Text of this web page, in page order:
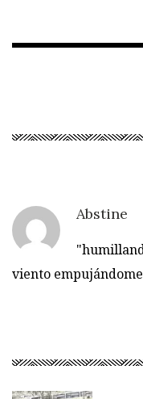
Abstine
viento